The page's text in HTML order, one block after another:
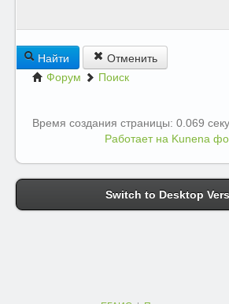
Найти Отменить
Форум Поиск
Время создания страницы: 0.069
Работает на Kunena
Switch to Desktop